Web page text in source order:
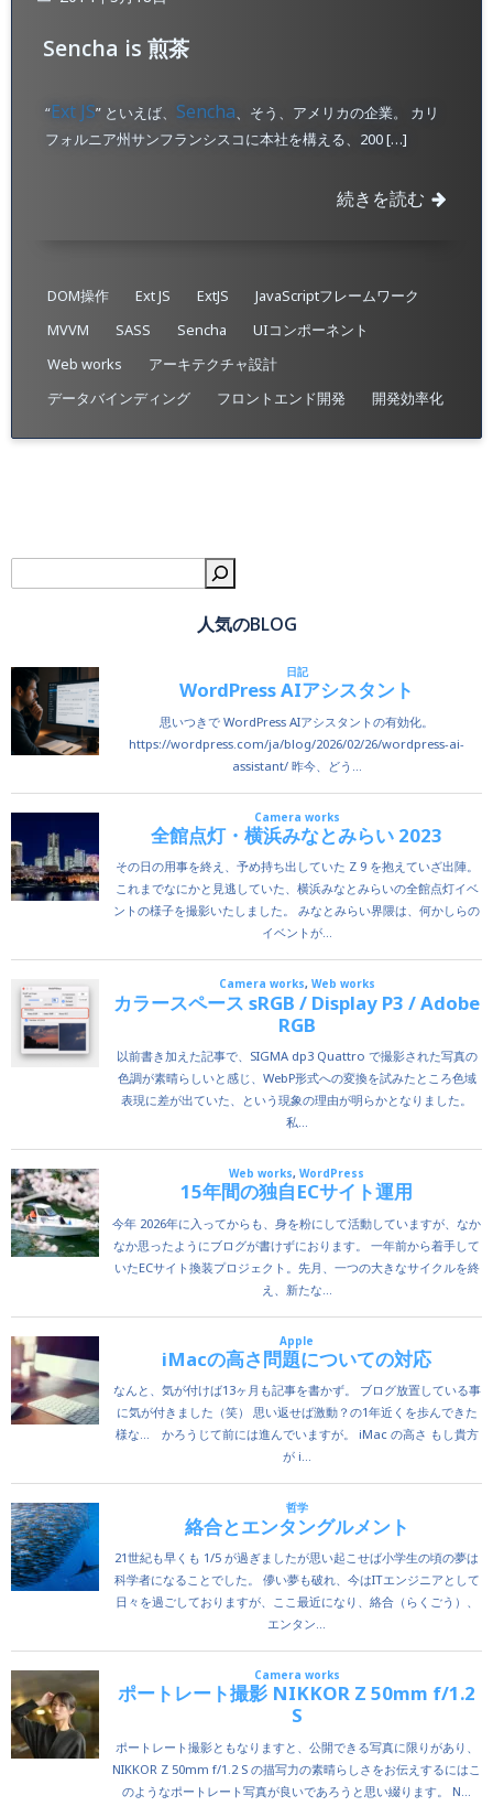
Sencha is 煎茶
“Ext JS” といえば、 Sencha、そう、アメリカの企業。 カリ
フォルニア州サンフランシスコに本社を構える、200 […]
続きを読む
DOM操作 Ext JS ExtJS
JavaScriptフレームワーク
MVVM
SASS Sencha
UIコンポーネント
Web works
アーキテクチャ設計
データバインディング
フロントエンド開発 開発効率化
人気のBLOG